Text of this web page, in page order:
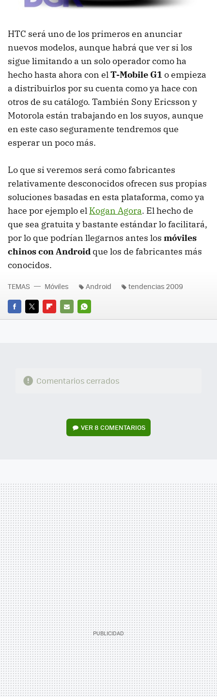
HTC será uno de los primeros en anunciar
nuevos modelos, aunque habrá que ver si los
sigue limitando a un solo operador como ha
hecho hasta ahora con elT-Mobile G1 o empieza
a distribuirlos por su cuenta como ya hace con
otros de su catálogo. También Sony Ericsson y
Motorola están trabajando en los suyos, aunque
en este caso seguramente tendremos que
esperar un poco más.
Lo que si veremos será como fabricantes
relativamente desconocidos ofrecen sus propias
soluciones basadas en esta plataforma, como ya
hace por ejemplo el Kogan Agora. El hecho de
que sea gratuita y bastante estándar lo facilitará,
por lo que podrían llegarnos antes los móviles
chinos con Android que los de fabricantes más
conocidos.
FACEBOOK
TWITTERFLIPBOARD
E-
WHATSAPP
TEMAS Móviles Android tendencias 2009
Comentarios cerrados
VER8 COMENTARIOS